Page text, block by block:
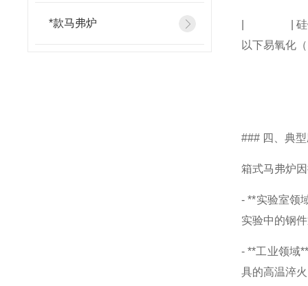
*款马弗炉
| | 硅钼棒
以下易氧化
### 四、典
箱式马弗炉
- **实验室领
实验中的钢
- **工业领域
具的高温淬